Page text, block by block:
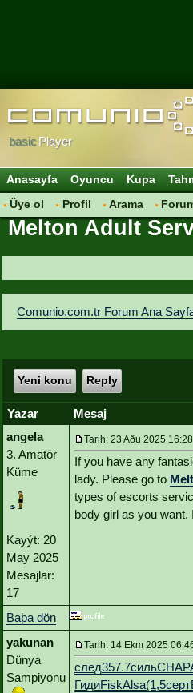
basicPlayer
Anasayfa Oyuncu Kupa
Üye ol
Profil Arama
Melton Adult
Comunio.com.tr Forum Ana
Yeni konu Reply
Yazar
Mesaj
angela
3. Amatör
Küme
Kayýt: 20
May 2025
Mesajlar:
17
Tarih: 23 Aðu 2025
If you have any
lady. Please go to
types of escorts
body girl as you want.
Baþa dön
yakunan
Dünya
Sampiyonu
Tarih: 14 Ekm 2025
след357.7сильCHAP
ГидиFiskAlsa(1,5серт